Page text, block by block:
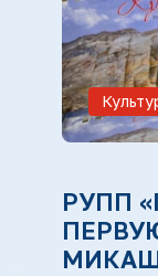
РУПП